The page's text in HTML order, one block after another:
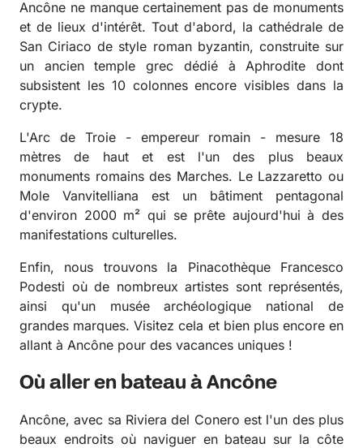
Ancône ne manque certainement pas de monuments
et de lieux d'intérêt. Tout d'abord, la cathédrale de
San Ciriaco de style roman byzantin, construite sur
un ancien temple grec dédié à Aphrodite dont
subsistent les 10 colonnes encore visibles dans la
crypte.
L'Arc de Troie - empereur romain - mesure 18
mètres de haut et est l'un des plus beaux
monuments romains des Marches. Le Lazzaretto ou
Mole Vanvitelliana est un bâtiment pentagonal
d'environ 2000 m² qui se prête aujourd'hui à des
manifestations culturelles.
Enfin, nous trouvons la Pinacothèque Francesco
Podesti où de nombreux artistes sont représentés,
ainsi qu'un musée archéologique national de
grandes marques. Visitez cela et bien plus encore en
allant à Ancône pour des vacances uniques !
Où aller en bateau à Ancône
Ancône, avec sa Riviera del Conero est l'un des plus
beaux endroits où naviguer en bateau sur la côte